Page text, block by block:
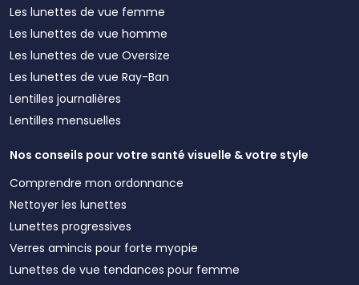
Les lunettes de vue femme
Les lunettes de vue homme
Les lunettes de vue Oversize
Les lunettes de vue Ray-Ban
Lentilles journalières
Lentilles mensuelles
Nos conseils pour votre santé visuelle & votre style
Comprendre mon ordonnance
Nettoyer les lunettes
Lunettes progressives
Verres amincis pour forte myopie
Lunettes de vue tendances pour femme